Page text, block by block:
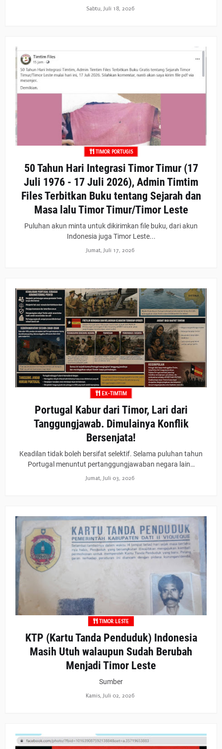
Sabtu, Juli 18, 2026
TIMOR PORTUGIS
50 Tahun Hari Integrasi Timor Timur (17
Juli 1976 - 17 Juli 2026), Admin Timtim
Files Terbitkan Buku tentang Sejarah dan
Masa lalu Timor Timur/Timor Leste
Puluhan akun minta untuk dikirimkan file buku, dari akun
Indonesia juga Timor Leste...
Jumat, Juli 17, 2026
EX-TIMTIM
Portugal Kabur dari Timor, Lari dari
Tanggungjawab. Dimulainya Konflik
Bersenjata!
Keadilan tidak boleh bersifat selektif. Selama puluhan tahun
Portugal menuntut pertanggungjawaban negara lain…
Jumat, Juli 03, 2026
TIMOR LESTE
KTP (Kartu Tanda Penduduk) Indonesia
Masih Utuh walaupun Sudah Berubah
Menjadi Timor Leste
Sumber
Kamis, Juli 02, 2026